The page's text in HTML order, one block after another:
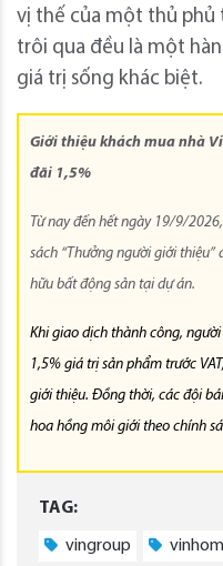
vị thế của một thủ phủ
trôi qua đều là một
giá trị sống khác biệt.
Giới thiệu khách mua nhà
đãi 1,5%
Từ nay đến hết ngày 19/9/
sách “Thưởng người giới
hữu bất động sản tại dự án.
Khi giao dịch thành công,
1,5% giá trị sản phẩm trước
giới thiệu. Đồng thời, các đội
hoa hồng môi giới theo chính
TAG:
vingroup